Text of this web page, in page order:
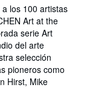
los 100 artistas
Art at the
serie Art
del arte
selección
pioneros como
Hirst, Mike